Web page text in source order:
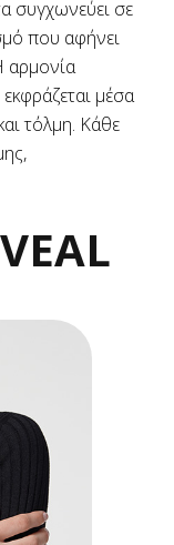
συγχωνεύει σε
που αφήνει
αρμονία
μέσα
τόλμη. Κάθε